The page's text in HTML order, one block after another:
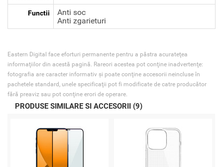
Functii
Anti soc
Anti zgarieturi
Eastern Digital face eforturi permanente pentru a păstra acurateţea
informaţiilor din acestă pagină. Rareori acestea pot conţine inadvertenţe:
fotografia are caracter informativ şi poate conţine accesorii neincluse în
pachetele standard, unele specificaţii pot fi modificate de catre producător
fără preaviz sau pot conţine erori de operare.
PRODUSE SIMILARE SI ACCESORII (9)